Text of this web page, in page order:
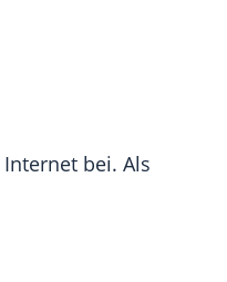
bei. Als